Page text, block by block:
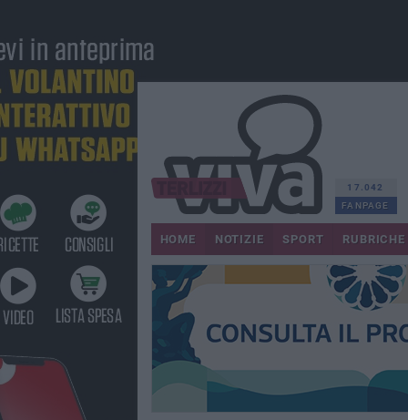
17.042
FANPAGE
HOME NOTIZIE SPORT RUBRICHE